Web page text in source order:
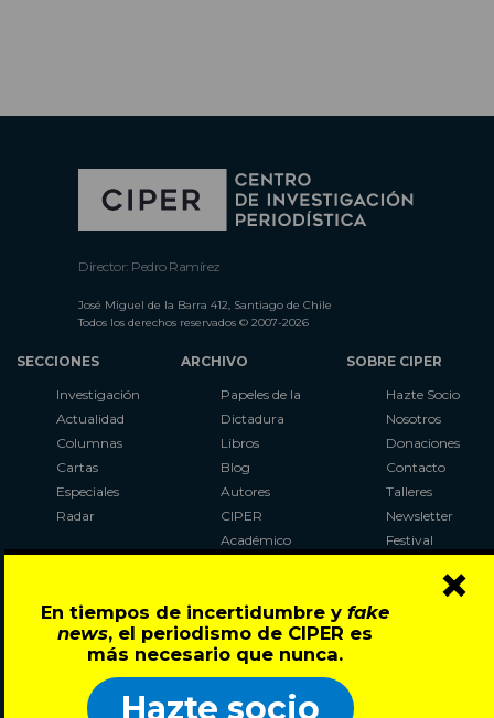
En tiempos de incertidumbre y fake
news, el periodismo de CIPER es
más necesario que nunca.
Hazte socio
×
Director: Pedro Ramírez
José Miguel de la Barra 412, Santiago de Chile
Todos los derechos reservados © 2007-2026
SECCIONES
Investigación
Actualidad
Columnas
Cartas
Especiales
Radar
ARCHIVO
Papeles de la
Dictadura
Libros
Blog
Autores
CIPER
Académico
Al Plebiscito
con CIPER
SOBRE CIPER
Hazte Socio
Nosotros
Donaciones
Contacto
Talleres
Newsletter
Festival